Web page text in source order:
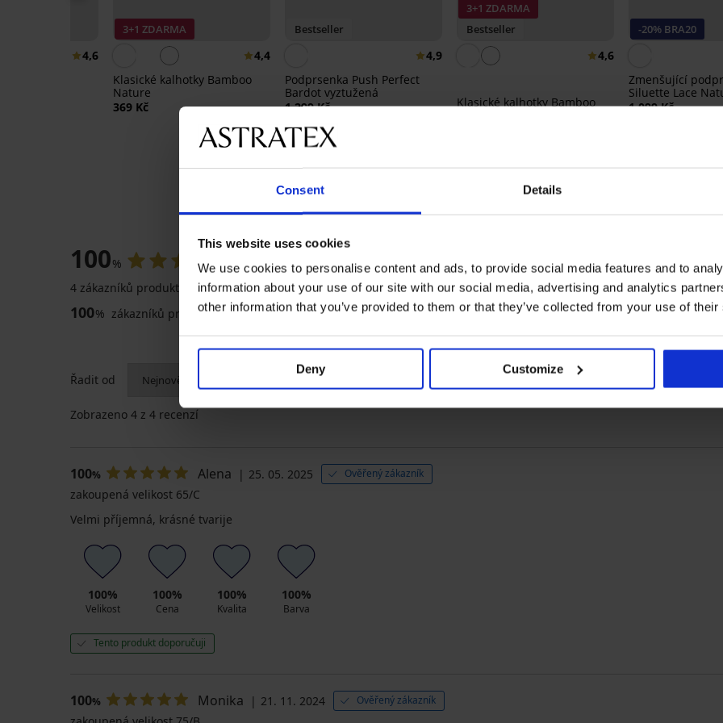
Consent Details
This website uses cookies
We use cookies to personalise content and ads, to provide social media features and to
information about your use of our site with our social media, advertising and analytics
other information that you’ve provided to them or that they’ve collected from your use of
Deny Customize
4,6
3+1 ZDARMA
4,4
Klasické kalhotky Bamboo
Nature
369 Kč
Bestseller
4,9
Podprsenka Push Perfect
Bardot vyztužená
1 299 Kč
3+1 ZDARMA
Bestseller
4,6
Klasické kalhotky Bamboo
-20% BRA20
Zmenšující
Siluette Lace
nevyztužená
1 099 Kč
HODNOCENÍ PRODUKTU Podprsenka Narcise
100%
4 zákazníků produkt hodnotilo
100% zákazníků produkt doporučuje
4
0x
3
0x
2
0x
Řadit od
Zobrazeno 4 z 4 recenzí
100% Alena 25. 05. 2025 Ověřený zákazník
zakoupená velikost 65/C
Velmi příjemná, krásné tvarije
100%
Velikost
100%
Cena
100%
Kvalita
100%
Barva
Tento produkt doporučuji
100% Monika 21. 11. 2024 Ověřený zákazník